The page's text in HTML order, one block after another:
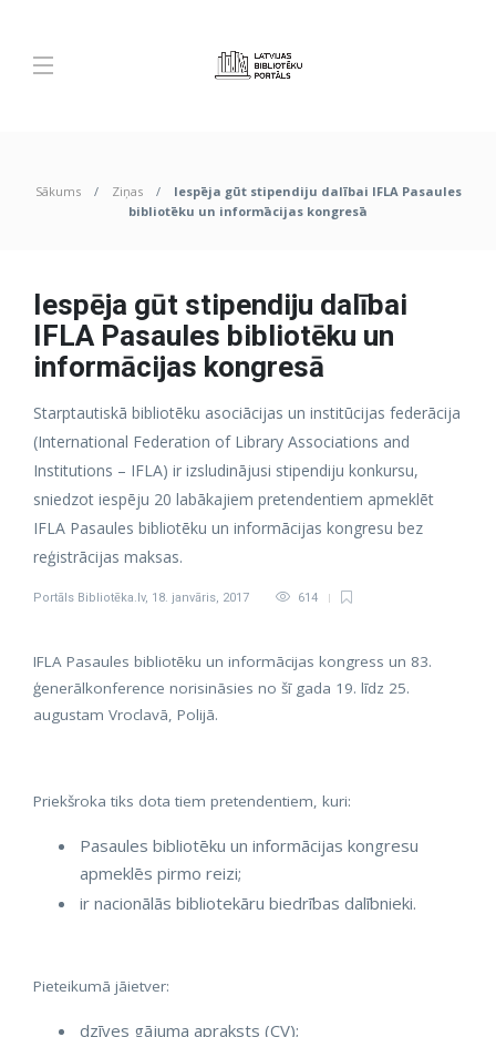
Sākums Ziņas
Iespēja gūt stipendiju dalībai IFLA Pasaules
bibliotēku un informācijas kongresā
Iespēja gūt stipendiju dalībai
IFLA Pasaules bibliotēku un
informācijas kongresā
Starptautiskā bibliotēku asociācijas un institūcijas federācija
(International Federation of Library Associations and
Institutions – IFLA) ir izsludinājusi stipendiju konkursu,
sniedzot iespēju 20 labākajiem pretendentiem apmeklēt
IFLA Pasaules bibliotēku un informācijas kongresu bez
reģistrācijas maksas.
Portāls Bibliotēka.lv, 18. janvāris, 2017 614
IFLA Pasaules bibliotēku un informācijas kongress un 83.
ģenerālkonference norisināsies no šī gada 19. līdz 25.
augustam Vroclavā, Polijā.
Priekšroka tiks dota tiem pretendentiem, kuri:
Pasaules bibliotēku un informācijas kongresu
apmeklēs pirmo reizi;
ir nacionālās bibliotekāru biedrības dalībnieki.
Pieteikumā jāietver:
dzīves gājuma apraksts (CV);